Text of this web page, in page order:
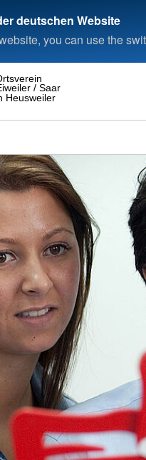
deutschen Website
you can use the
Heusweiler
/ Saar